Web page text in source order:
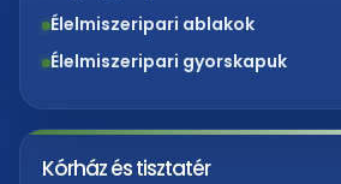
Élelmiszeripari ablakok
Élelmiszeripari gyorskapuk
Kórház és tisztatér